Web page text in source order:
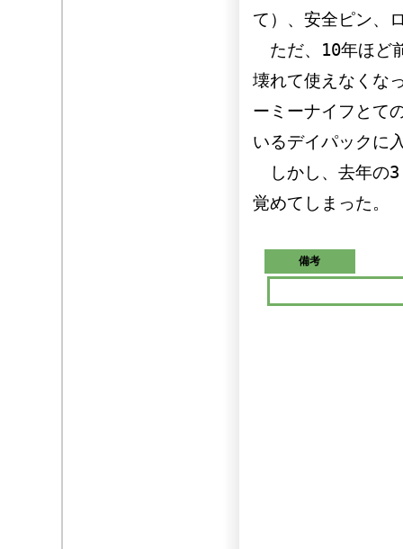
て）、安全ピン、
ただ、10年ほど
壊れて使えなくな
ーミーナイフとて
いるデイパックに
しかし、去年の
覚めてしまった。
備考